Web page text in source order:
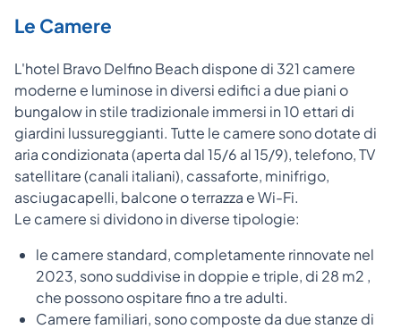
Le Camere
L'hotel Bravo Delfino Beach dispone di 321 camere
moderne e luminose in diversi edifici a due piani o
bungalow in stile tradizionale immersi in 10 ettari di
giardini lussureggianti. Tutte le camere sono dotate di
aria condizionata (aperta dal 15/6 al 15/9), telefono, TV
satellitare (canali italiani), cassaforte, minifrigo,
asciugacapelli, balcone o terrazza e Wi-Fi.
Le camere si dividono in diverse tipologie:
le camere standard, completamente rinnovate nel
2023, sono suddivise in doppie e triple, di 28 m2 ,
che possono ospitare fino a tre adulti.
Camere familiari, sono composte da due stanze di